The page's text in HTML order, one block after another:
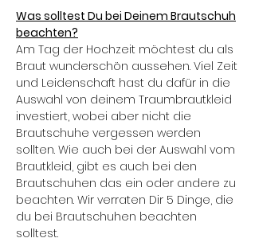
Was solltest Du bei Deinem Brautschuh
beachten?
Am Tag der Hochzeit möchtest du als
Braut wunderschön aussehen. Viel Zeit
und Leidenschaft hast du dafür in die
Auswahl von deinem Traumbrautkleid
investiert, wobei aber nicht die
Brautschuhe vergessen werden
sollten. Wie auch bei der Auswahl vom
Brautkleid, gibt es auch bei den
Brautschuhen das ein oder andere zu
beachten. Wir verraten Dir 5 Dinge, die
du bei Brautschuhen beachten
solltest.